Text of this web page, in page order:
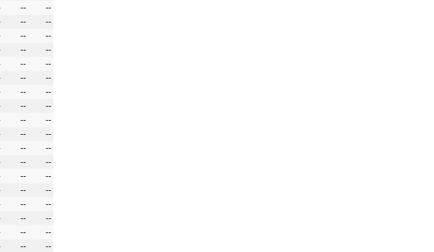
--
--
--
--
--
--
--
--
--
--
--
--
--
--
--
--
--
--
--
--
--
--
--
--
--
--
--
--
--
--
--
--
--
--
--
--